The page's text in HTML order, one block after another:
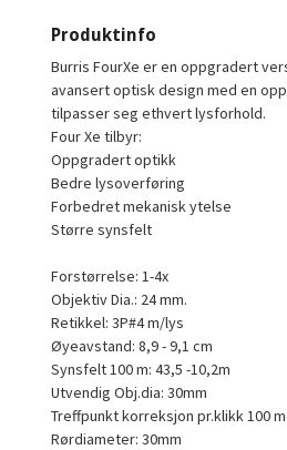
Produktinfo
Burris FourXe er en oppgradert
avansert optisk design med en
tilpasser seg ethvert lysforhold.
Four Xe tilbyr:
Oppgradert optikk
Bedre lysoverføring
Forbedret mekanisk ytelse
Større synsfelt
Forstørrelse: 1-4x
Objektiv Dia.: 24 mm.
Retikkel: 3P#4 m/lys
Øyeavstand: 8,9 - 9,1 cm
Synsfelt 100 m: 43,5 -10,2m
Utvendig Obj.dia: 30mm
Treffpunkt korreksjon pr.klikk 100
Rørdiameter: 30mm